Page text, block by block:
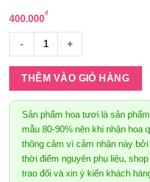
400.000₫
Lan Hồ Điệp Kim Phú Quý số
THÊM VÀO GIỎ HÀNG
Sản phẩm hoa tươi là sản
mẫu 80-90% nên khi nhận hoa
thông cảm vì cảm nhận này
thời điểm nguyên phụ liệu,
trao đổi và xin ý kiến khách